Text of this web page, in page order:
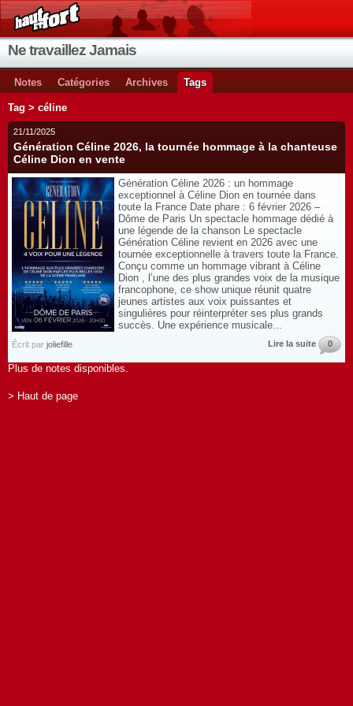
Ne travaillez Jamais
Notes Catégories Archives Tags
Tag > céline
21/11/2025
Génération Céline 2026, la tournée hommage à la chanteuse
Céline Dion en vente
Génération Céline 2026 : un hommage
exceptionnel à Céline Dion en tournée dans
toute la France Date phare : 6 février 2026 –
Dôme de Paris Un spectacle hommage dédié à
une légende de la chanson Le spectacle
Génération Céline revient en 2026 avec une
tournée exceptionnelle à travers toute la France.
Conçu comme un hommage vibrant à Céline
Dion , l’une des plus grandes voix de la musique
francophone, ce show unique réunit quatre
jeunes artistes aux voix puissantes et
singulières pour réinterpréter ses plus grands
succès. Une expérience musicale...
Écrit par joliefille Lire la suite 0
Plus de notes disponibles.
> Haut de page